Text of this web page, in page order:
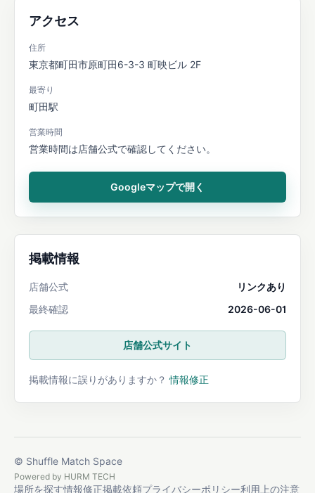
アクセス
住所
東京都町田市原町田6-3-3 町映ビル 2F
最寄り
町田駅
営業時間
営業時間は店舗公式で確認してください。
Googleマップで開く
掲載情報
店舗公式
リンクあり
最終確認
2026-06-01
店舗公式サイト
掲載情報に誤りがありますか？情報修正
© Shuffle Match Space
Powered by HURM TECH
場所を探す情報修正掲載依頼プライバシーポリシー利用上の注意